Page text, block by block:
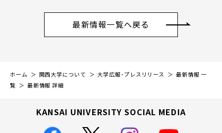
最新情報一覧へ戻る
ホーム 関西大学について 大学広報・プレスリリース
最新情報 一
覧
最新情報 詳細
KANSAI UNIVERSITY SOCIAL MEDIA